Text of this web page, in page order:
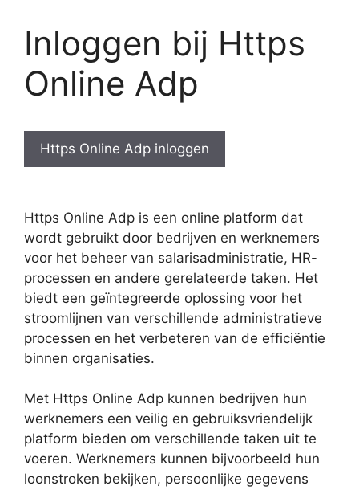
Inloggen bij Https
Online Adp
Https Online Adp inloggen
Https Online Adp is een online platform dat
wordt gebruikt door bedrijven en werknemers
voor het beheer van salarisadministratie, HR-
processen en andere gerelateerde taken. Het
biedt een geïntegreerde oplossing voor het
stroomlijnen van verschillende administratieve
processen en het verbeteren van de efficiëntie
binnen organisaties.
Met Https Online Adp kunnen bedrijven hun
werknemers een veilig en gebruiksvriendelijk
platform bieden om verschillende taken uit te
voeren. Werknemers kunnen bijvoorbeeld hun
loonstroken bekijken, persoonlijke gegevens